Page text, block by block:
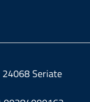
24068 Seriate